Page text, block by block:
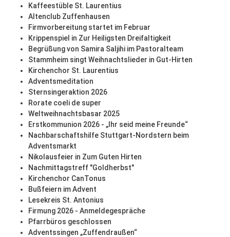
Kaffeestüble St. Laurentius
Altenclub Zuffenhausen
Firmvorbereitung startet im Februar
Krippenspiel in Zur Heiligsten Dreifaltigkeit
Begrüßung von Samira Saljihi im Pastoralteam
Stammheim singt Weihnachtslieder in Gut-Hirten
Kirchenchor St. Laurentius
Adventsmeditation
Sternsingeraktion 2026
Rorate coeli de super
Weltweihnachtsbasar 2025
Erstkommunion 2026 - „Ihr seid meine Freunde“
Nachbarschaftshilfe Stuttgart-Nordstern beim
Adventsmarkt
Nikolausfeier in Zum Guten Hirten
Nachmittagstreff "Goldherbst"
Kirchenchor CanTonus
Bußfeiern im Advent
Lesekreis St. Antonius
Firmung 2026 - Anmeldegespräche
Pfarrbüros geschlossen
Adventssingen „Zuffendraußen“